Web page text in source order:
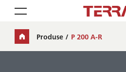
Toggle navigation
Produse P 200 A-R